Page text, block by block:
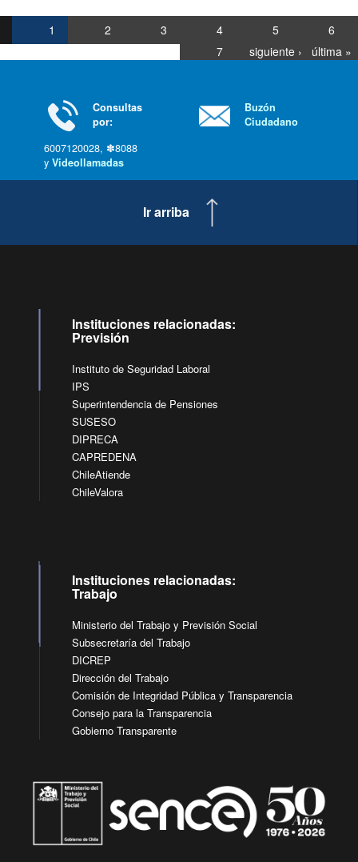
1 2 3 4 5
6
7
siguiente › última »
Consultas
por:
6007120028, ✽8088
y Videollamadas
Buzón
Ciudadano
Ir arriba
Instituciones relacionadas:
Previsión
Instituto de Seguridad Laboral
IPS
Superintendencia de Pensiones
SUSESO
DIPRECA
CAPREDENA
ChileAtiende
ChileValora
Instituciones relacionadas:
Trabajo
Ministerio del Trabajo y Previsión Social
Subsecretaría del Trabajo
DICREP
Dirección del Trabajo
Comisión de Integridad Pública y Transparencia
Consejo para la Transparencia
Gobierno Transparente